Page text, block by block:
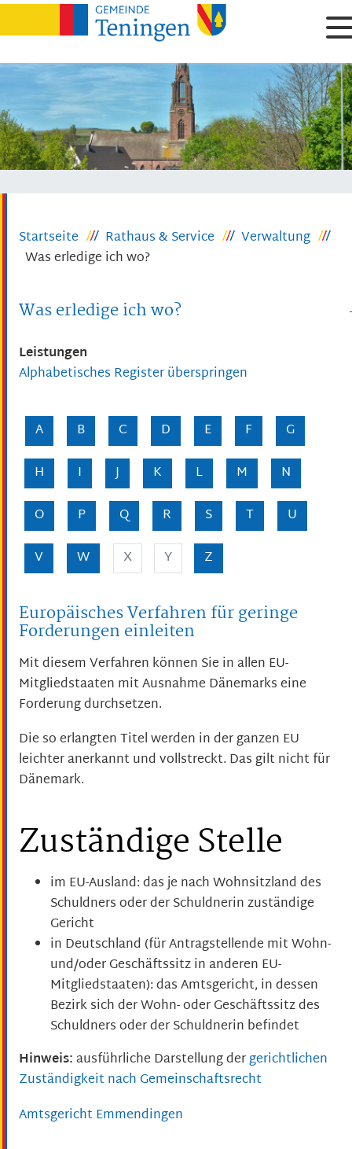
Startseite Rathaus & Service
Verwaltung
Was erledige ich wo?
Was erledige ich wo?
Leistungen
Alphabetisches Register überspringen
A B C D E F
G
H
I J K L M
N
O
P Q R S T
U
V
W X Y Z
Europäisches Verfahren für geringe
Forderungen einleiten
Mit diesem Verfahren können Sie in allen EU-
Mitgliedstaaten mit Ausnahme Dänemarks eine
Forderung durchsetzen.
Die so erlangten Titel werden in der ganzen EU
leichter anerkannt und vollstreckt. Das gilt nicht für
Dänemark.
Zuständige Stelle
im EU-Ausland: das je nach Wohnsitzland des
Schuldners oder der Schuldnerin zuständige
Gericht
in Deutschland (für Antragstellende mit Wohn-
und/oder Geschäftssitz in anderen EU-
Mitgliedstaaten): das Amtsgericht, in dessen
Bezirk sich der Wohn- oder Geschäftssitz des
Schuldners oder der Schuldnerin befindet
Hinweis:ausführliche Darstellung dergerichtlichen
Zuständigkeit nach Gemeinschaftsrecht
Amtsgericht Emmendingen